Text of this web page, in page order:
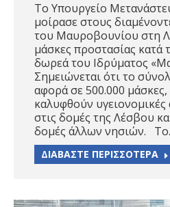
Το Υπουργείο
μοίρασε στους
του Μαυροβουνίου στη
μάσκες προστασίας κατά
δωρεά του Ιδρύματος
Σημειώνεται ότι το
αφορά σε 500.000
καλυφθούν
στις δομές της Λέσβου
δομές άλλων νησιών.
ΔΙΑΒΑΣΤΕ ΠΕΡΙΣΣΟΤΕΡΑ